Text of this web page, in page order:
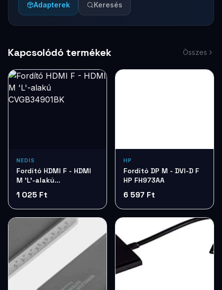
Adapterek
Keresés
Kapcsolódó termékek Összes
NEDIS
Fordító HDMI F - HDMI
M 'L'-alakú
1 025 Ft
HP
Fordító DP M - DVI-D F
HP FH973AA
6 597 Ft